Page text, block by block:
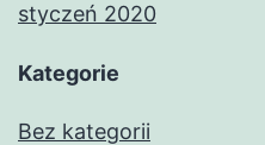
styczeń 2020
Kategorie
Bez kategorii